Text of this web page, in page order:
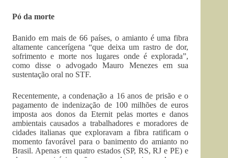
Pó da morte
Banido em mais de 66 países, o amianto é uma fibra
altamente cancerígena “que deixa um rastro de dor,
sofrimento e morte nos lugares onde é explorada”,
como disse o advogado Mauro Menezes em sua
sustentação oral no STF.
Recentemente, a condenação a 16 anos de prisão e o
pagamento de indenização de 100 milhões de euros
imposta aos donos da Eternit pelas mortes e danos
ambientais causados a trabalhadores e moradores de
cidades italianas que exploravam a fibra ratificam o
momento favorável para o banimento do amianto no
Brasil. Apenas em quatro estados (SP, RS, RJ e PE) e